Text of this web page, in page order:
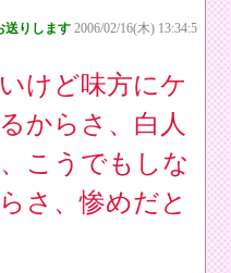
送りします 2006/02/16(木) 13:34:5
けど味方にケ
からさ、白人
こうでもしな
さ、惨めだと